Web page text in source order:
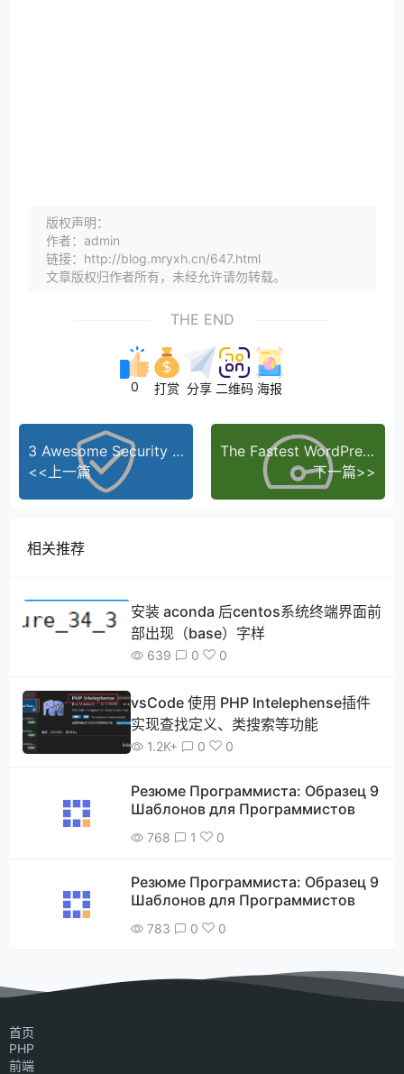
版权声明：
作者：admin
链接：http://blog.mryxh.cn/647.html
文章版权归作者所有，未经允许请勿转载。
THE END
0 打赏 分享 二维码 海报
3 Awesome Security Plugins for WordPress
<<上一篇
The Fastest WordPress Theme
下一篇>>
相关推荐
安装 aconda 后centos系统终端界面前
部出现（base）字样
639 0 0
vsCode 使用 PHP Intelephense插件
实现查找定义、类搜索等功能
1.2K+ 0 0
Резюме Программиста: Образец 9
Шаблонов для Программистов
768 1 0
Резюме Программиста: Образец 9
Шаблонов для Программистов
783 0 0
首页
PHP
前端